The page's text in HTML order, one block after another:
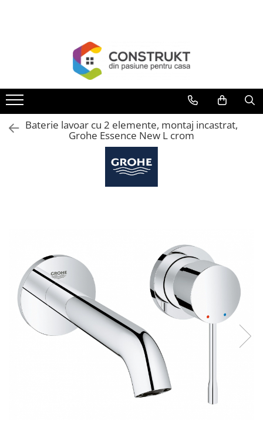
Termoseminee, seminee si sobe
Cazane pe combustibil solid
Cazane pe combustibil gazos/lichid
Aeroterme si destratificatoare de
Solutii de curatare si tratare
Schimbatoare de caldura
Pompe de caldura
Contoare energie termica
Sisteme de degivrare
Incalzitoare pe motorina / gaz
Baterie lavoar cu 2 elemente, montaj incastrat,
Grohe Essence New L crom